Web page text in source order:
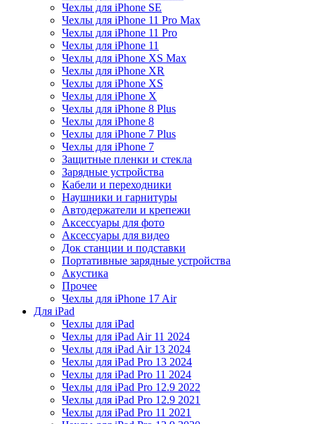
Чехлы для iPhone SE
Чехлы для iPhone 11 Pro Max
Чехлы для iPhone 11 Pro
Чехлы для iPhone 11
Чехлы для iPhone XS Max
Чехлы для iPhone XR
Чехлы для iPhone XS
Чехлы для iPhone X
Чехлы для iPhone 8 Plus
Чехлы для iPhone 8
Чехлы для iPhone 7 Plus
Чехлы для iPhone 7
Защитные пленки и стекла
Зарядные устройства
Кабели и переходники
Наушники и гарнитуры
Автодержатели и крепежи
Аксессуары для фото
Аксессуары для видео
Док станции и подставки
Портативные зарядные устройства
Акустика
Прочее
Чехлы для iPhone 17 Air
Для iPad
Чехлы для iPad
Чехлы для iPad Air 11 2024
Чехлы для iPad Air 13 2024
Чехлы для iPad Pro 13 2024
Чехлы для iPad Pro 11 2024
Чехлы для iPad Pro 12.9 2022
Чехлы для iPad Pro 12.9 2021
Чехлы для iPad Pro 11 2021